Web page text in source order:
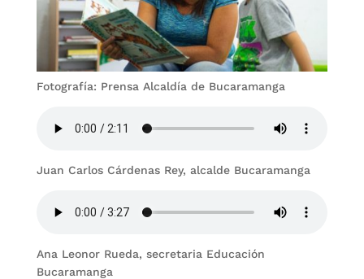
Fotografía: Prensa Alcaldía de Bucaramanga
Juan Carlos Cárdenas Rey, alcalde Bucaramanga
Ana Leonor Rueda, secretaria Educación
Bucaramanga